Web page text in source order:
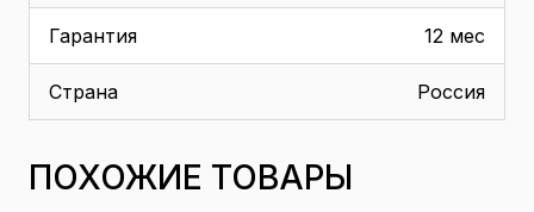
Гарантия 12 мес
Страна Россия
ПОХОЖИЕ ТОВАРЫ